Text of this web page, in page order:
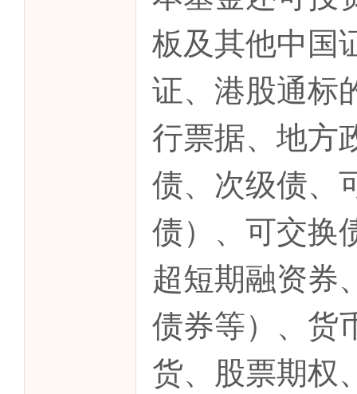
板及其他中国
证、港股通标
行票据、地方
债、次级债、
债）、可交换
超短期融资券
债券等）、货
货、股票期权